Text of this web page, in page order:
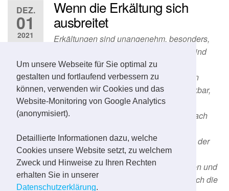
Um unsere Webseite für Sie optimal zu
gestalten und fortlaufend verbessern zu
können, verwenden wir Cookies und das
Website-Monitoring von Google Analytics
(anonymisiert).
Detaillierte Informationen dazu, welche
Cookies unsere Website setzt, zu welchem
Zweck und Hinweise zu Ihren Rechten
erhalten Sie in unserer
Datenschutzerklärung.
DEZ.
01
2021
Wenn die Erkältung sich
ausbreitet
Erkältungen sind unangenehm, besonders,
wenn sie sich auf die Atemwege ausbreiten. Dann sind
neben der Nase auch die Nebenhöhlen oder die
Bronchien betroffen. Entzündete Nasennebenhöhlen
machen sich durch einen Druckkopfschmerz bemerkbar,
der in das Gesicht ausstrahlt und sich beim Bücken
verstärkt. Unbehandelt klingen die Symptome erst nach
Bronchitis ist anhaltender Husten. Dadurch versucht der
Körper Schleim und Erreger in den Atemwegen zu
beseitigen. Gegen Symptome wie Husten, Schnupfen und
Druckkopfschmerz raten wir zu GeloMyrtol forte. Durch die